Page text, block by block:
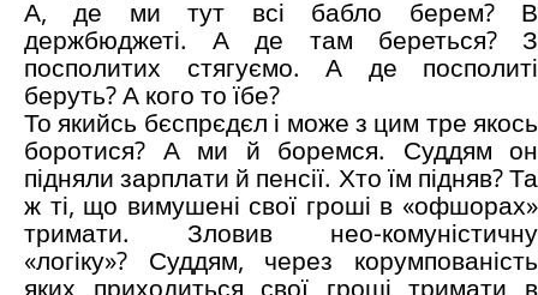
А, де ми тут всі бабло берем? В
держбюджеті. А де там береться? З
посполитих стягуємо. А де посполиті
беруть? А кого то їбе?
То якийсь бєспрєдєл і може з цим тре якось
боротися? А ми й боремся. Суддям он
підняли зарплати й пенсії. Хто їм підняв? Та
ж ті, що вимушені свої гроші в «офшорах»
тримати. Зловив нео-комуністичну
«логіку»? Суддям, через корумпованість
яких приходиться свої гроші тримати в